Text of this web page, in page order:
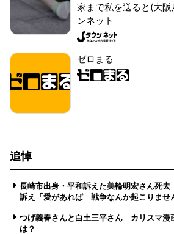
家まで私を送ると(大
ンネット
ゼロまる
追悼
長崎市出身・平和訴えた美輪明宏さん死
訴え「愛があれば 戦争なんか起こりませ
つげ義春さんと白土三平さん カリスマ漫
は？